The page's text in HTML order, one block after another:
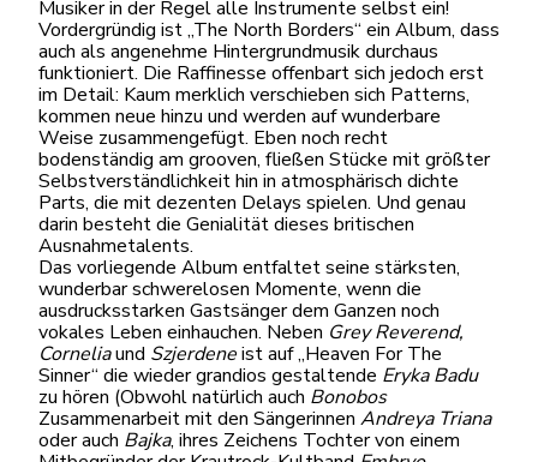
Musiker in der Regel alle Instrumente selbst ein!
Vordergründig ist „The North Borders“ ein Album, dass
auch als angenehme Hintergrundmusik durchaus
funktioniert. Die Raffinesse offenbart sich jedoch erst
im Detail: Kaum merklich verschieben sich Patterns,
kommen neue hinzu und werden auf wunderbare
Weise zusammengefügt. Eben noch recht
bodenständig am grooven, fließen Stücke mit größter
Selbstverständlichkeit hin in atmosphärisch dichte
Parts, die mit dezenten Delays spielen. Und genau
darin besteht die Genialität dieses britischen
Ausnahmetalents.
Das vorliegende Album entfaltet seine stärksten,
wunderbar schwerelosen Momente, wenn die
ausdrucksstarken Gastsänger dem Ganzen noch
vokales Leben einhauchen. Neben Grey Reverend,
Corneliaund Szjerdeneist auf „Heaven For The
Sinner“ die wieder grandios gestaltende Eryka Badu
zu hören (Obwohl natürlich auch Bonobos
Zusammenarbeit mit den Sängerinnen Andreya Triana
oder auch Bajka, ihres Zeichens Tochter von einem